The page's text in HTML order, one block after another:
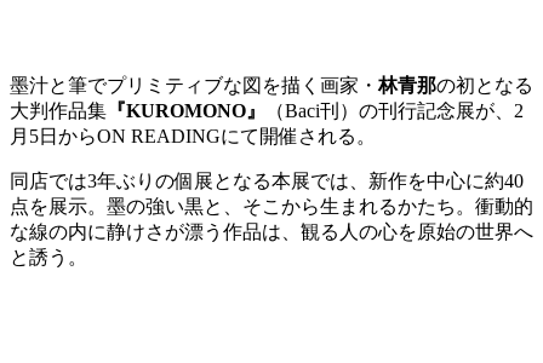
墨汁と筆でプリミティブな図を描く画家・林青那の初となる
大判作品集 『KUROMONO』
（Baci刊）の刊行記念展が、2
月5日からON READINGにて開催される。
同店では3年ぶりの個展となる本展では、新作を中心に約40
点を展示。墨の強い黒と、そこから生まれるかたち。衝動的
な線の内に静けさが漂う作品は、観る人の心を原始の世界へ
と誘う。